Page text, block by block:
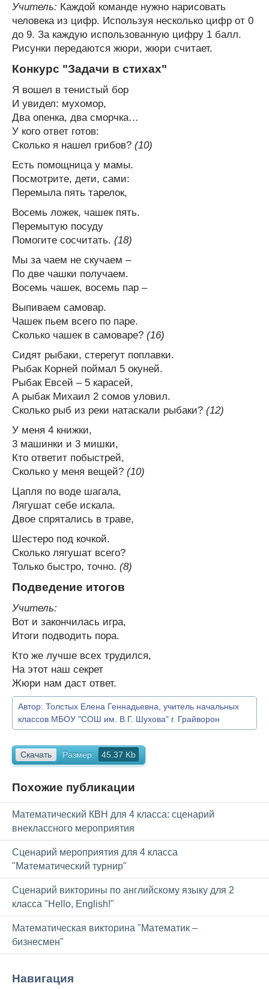
Учитель: Каждой команде нужно нарисовать
человека из цифр. Используя несколько цифр от 0
до 9. За каждую использованную цифру 1 балл.
Рисунки передаются жюри, жюри считает.
Конкурс "Задачи в стихах"
Я вошел в тенистый бор
И увидел: мухомор,
Два опенка, два сморчка…
У кого ответ готов:
Сколько я нашел грибов? (10)
Есть помощница у мамы.
Посмотрите, дети, сами:
Перемыла пять тарелок,
Восемь ложек, чашек пять.
Перемытую посуду
Помогите сосчитать. (18)
Мы за чаем не скучаем –
По две чашки получаем.
Восемь чашек, восемь пар –
Выпиваем самовар.
Чашек пьем всего по паре.
Сколько чашек в самоваре? (16)
Сидят рыбаки, стерегут поплавки.
Рыбак Корней поймал 5 окуней.
Рыбак Евсей – 5 карасей,
А рыбак Михаил 2 сомов уловил.
Сколько рыб из реки натаскали рыбаки? (12)
У меня 4 книжки,
3 машинки и 3 мишки,
Кто ответит побыстрей,
Сколько у меня вещей? (10)
Цапля по воде шагала,
Лягушат себе искала.
Двое спрятались в траве,
Шестеро под кочкой.
Сколько лягушат всего?
Только быстро, точно. (8)
Подведение итогов
Учитель:
Вот и закончилась игра,
Итоги подводить пора.
Кто же лучше всех трудился,
На этот наш секрет
Жюри нам даст ответ.
Автор: Толстых Елена Геннадьевна, учитель начальных
классов МБОУ "СОШ им. В.Г. Шухова" г. Грайворон
Скачать Размер: 45.37 Kb
Похожие публикации
Математический КВН для 4 класса: сценарий
внеклассного мероприятия
Сценарий мероприятия для 4 класса
"Математический турнир"
Сценарий викторины по английскому языку для 2
класса "Hello, English!"
Математическая викторина "Математик –
бизнесмен"
Навигация